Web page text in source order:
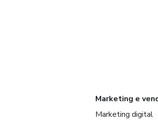
Marketing e
Marketing digital